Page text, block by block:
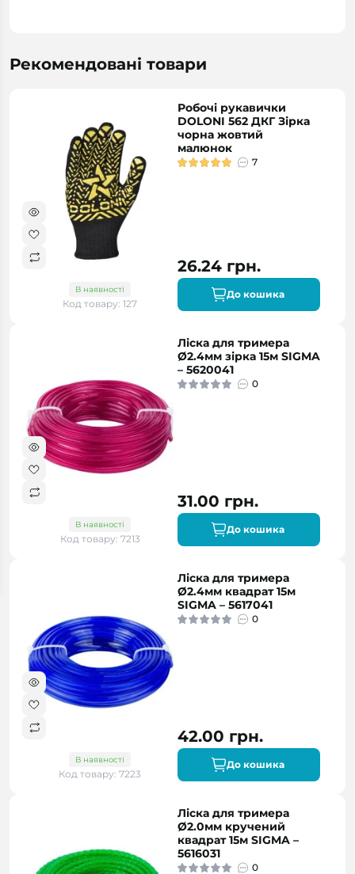
Рекомендовані товари
В наявності
Код товару: 127
Робочі рукавички
DOLONI 562 ДКГ Зірка
чорна жовтий
малюнок
7
26.24 грн.
До кошика
В наявності
Код товару: 7213
Ліска для тримера
Ø2.4мм зірка 15м SIGMA
– 5620041
0
31.00 грн.
До кошика
В наявності
Код товару: 7223
Ліска для тримера
Ø2.4мм квадрат 15м
SIGMA – 5617041
0
42.00 грн.
До кошика
Ліска для тримера
Ø2.0мм кручений
квадрат 15м SIGMA –
5616031
0